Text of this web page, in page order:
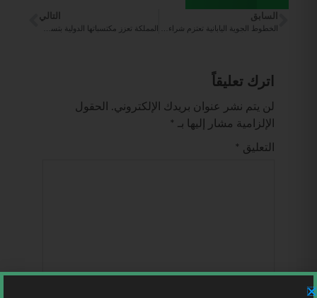
السابق التالي
اترك تعليقاً
لن يتم نشر عنوان بريدك الإلكتروني.
الحقول
الإلزامية مشار إليها بـ
*
التعليق *